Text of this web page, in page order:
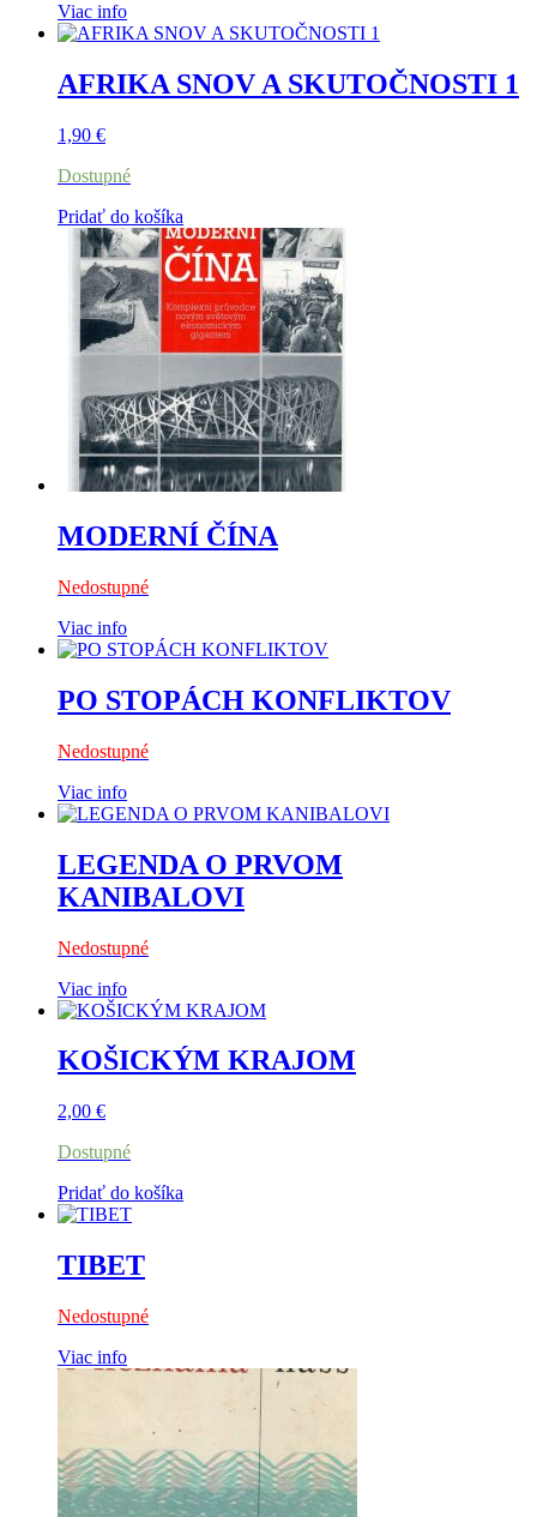
Viac info
AFRIKA SNOV A SKUTOČNOSTI 1
1,90 €
Dostupné
Pridať do košíka
MODERNÍ ČÍNA
Nedostupné
Viac info
PO STOPÁCH KONFLIKTOV
Nedostupné
Viac info
LEGENDA O PRVOM
KANIBALOVI
Nedostupné
Viac info
KOŠICKÝM KRAJOM
2,00 €
Dostupné
Pridať do košíka
TIBET
Nedostupné
Viac info